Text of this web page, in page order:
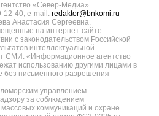
«Север-Медиа»
12-40, e-mail: redaktor@bnkomi.ru
Анастасия Сергеевна.
на интернет-сайте
с законодательством Российской
интеллектуальной
СМИ: «Информационное агентство
использованию другими лицами в
письменного разрешения
управлением
за соблюдением
коммуникаций и охране